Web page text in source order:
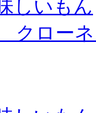
しいもん
クロー